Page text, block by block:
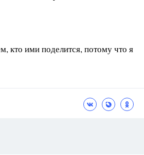
кто ими поделится, потому что я